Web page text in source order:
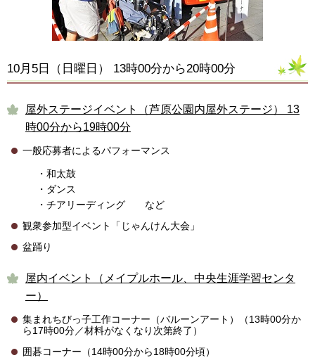
10月5日（日曜日） 13時00分から20時00分
屋外ステージイベント（芦原公園内屋外ステージ） 13
時00分から19時00分
一般応募者によるパフォーマンス
・和太鼓
・ダンス
・チアリーディング など
観衆参加型イベント「じゃんけん大会」
盆踊り
屋内イベント（メイプルホール、中央生涯学習センタ
ー）
集まれちびっ子工作コーナー（バルーンアート）（13時00分か
ら17時00分／材料がなくなり次第終了）
囲碁コーナー（14時00分から18時00分頃）